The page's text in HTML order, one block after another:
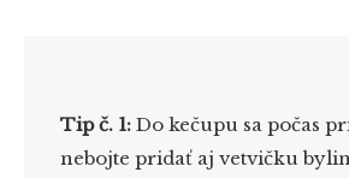
Tip č. 1: Do kečupu sa počas
nebojte pridať aj vetvičku